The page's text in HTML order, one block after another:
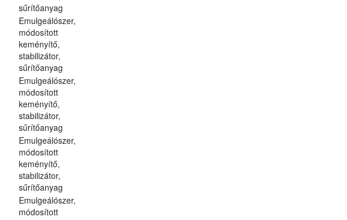
sűrítőanyag
Emulgeálószer,
módosított
keményítő,
stabilizátor,
sűrítőanyag
Emulgeálószer,
módosított
keményítő,
stabilizátor,
sűrítőanyag
Emulgeálószer,
módosított
keményítő,
stabilizátor,
sűrítőanyag
Emulgeálószer,
módosított